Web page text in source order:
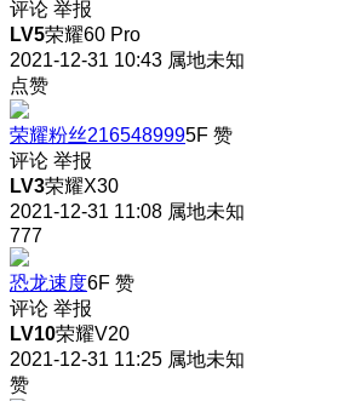
评论 举报
LV5荣耀60 Pro
2021-12-31 10:43 属地未知
点赞
荣耀粉丝2165489995F 赞
评论 举报
LV3荣耀X30
2021-12-31 11:08 属地未知
777
恐龙速度6F 赞
评论 举报
LV10荣耀V20
2021-12-31 11:25 属地未知
赞